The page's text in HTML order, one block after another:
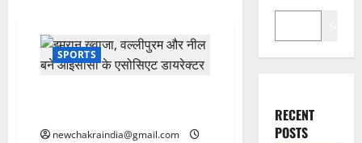
SPORTS
newchakraindia@gmail.com
RECENT
POSTS